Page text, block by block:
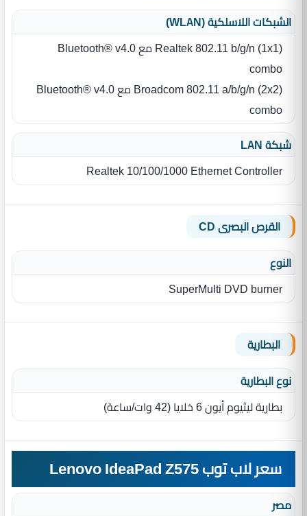
الشبكات اللاسلكية (WLAN)
Realtek 802.11 b/g/n (1x1) مع Bluetooth® v4.0
combo
Broadcom 802.11 a/b/g/n (2x2) مع Bluetooth® v4.0
combo
شبكة LAN
Realtek 10/100/1000 Ethernet Controller
القرص البصرى CD
النوع
SuperMulti DVD burner
البطارية
نوع البطارية‏
بطارية ليثيوم أيون 6 خلايا ‏(42 وات/ساعة‏)‏
سعر لاب توب Lenovo IdeaPad Z575
مصر